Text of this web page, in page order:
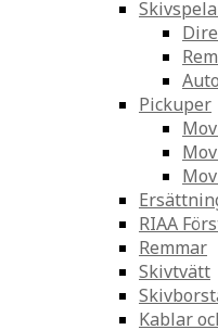
Pickuper
RIAA
Remmar
Skivtvätt
Kablar